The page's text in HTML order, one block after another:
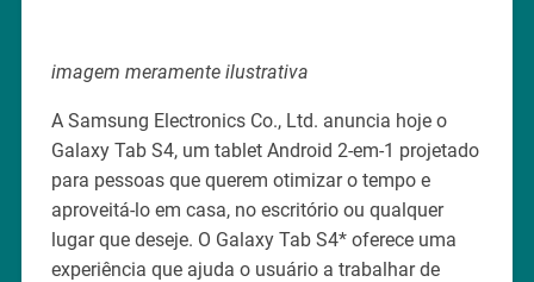
imagem meramente ilustrativa
A Samsung Electronics Co., Ltd. anuncia hoje o
Galaxy Tab S4, um tablet Android 2-em-1 projetado
para pessoas que querem otimizar o tempo e
aproveitá-lo em casa, no escritório ou qualquer
lugar que deseje. O Galaxy Tab S4* oferece uma
experiência que ajuda o usuário a trabalhar de